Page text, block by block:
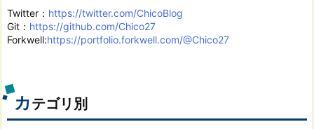
Twitter： https://twitter.com/ChicoBlog
Git： https://github.com/Chico27
Forkwell:https://portfolio.forkwell.com/@Chico27
カテゴリ別